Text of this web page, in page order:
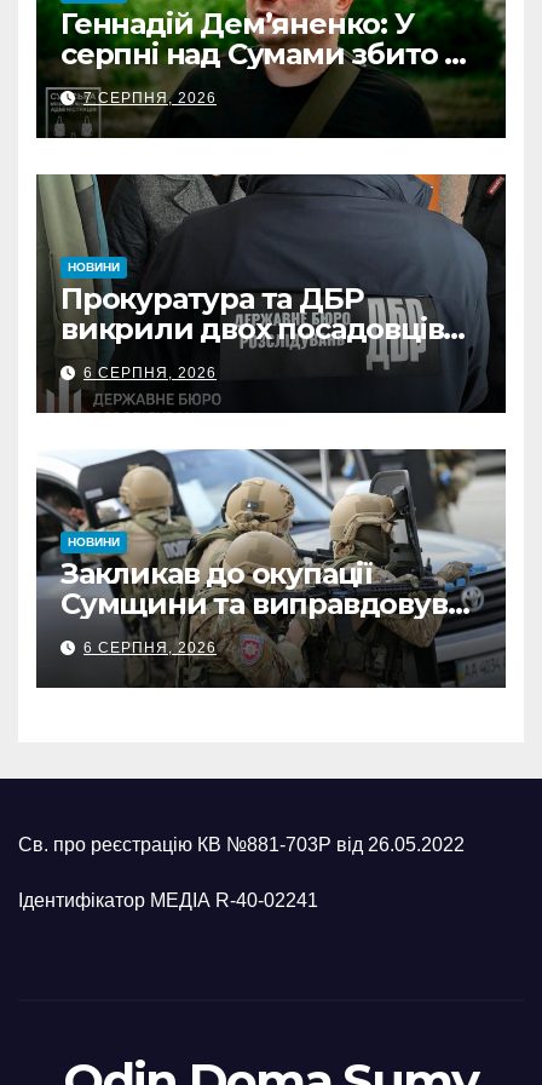
Геннадій Дем’яненко: У
серпні над Сумами збито 6
КАБів
7 СЕРПНЯ, 2026
НОВИНИ
Прокуратура та ДБР
викрили двох посадовців
ДПС Сумщини на вимаганні
неправомірної вигоди у
ФОПа
6 СЕРПНЯ, 2026
НОВИНИ
Закликав до окупації
Сумщини та виправдовував
обстріли: СБУ викрила
прокремлівського агітатора
з Охтирки
6 СЕРПНЯ, 2026
Св. про реєстрацію КВ №881-703Р від 26.05.2022
Ідентифікатор МЕДІА R-40-02241